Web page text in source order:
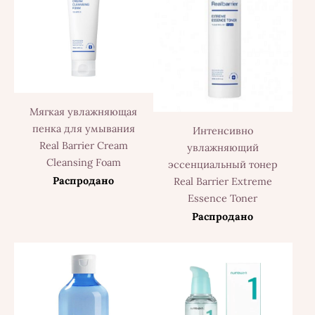
Мягкая увлажняющая
пенка для умывания
Real Barrier Cream
Cleansing Foam
Распродано
Интенсивно
увлажняющий
эссенциальный тонер
Real Barrier Extreme
Essence Toner
Распродано